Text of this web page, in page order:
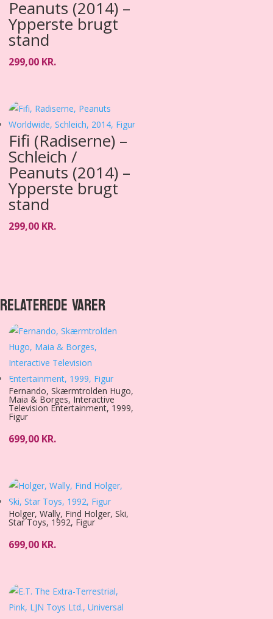
Peanuts (2014) –
Ypperste brugt
stand
299,00 KR.
Fifi (Radiserne) –
Schleich /
Peanuts (2014) –
Ypperste brugt
stand
299,00 KR.
RELATEREDE VARER
Fernando, Skærmtrolden Hugo,
Maia & Borges, Interactive
Television Entertainment, 1999,
Figur
699,00 KR.
Holger, Wally, Find Holger, Ski,
Star Toys, 1992, Figur
699,00 KR.